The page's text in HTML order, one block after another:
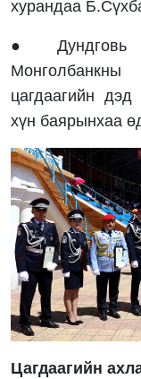
хурандаа
● Дундговь
цагдаагийн
хүн баярынхаа
Цагдаагийн